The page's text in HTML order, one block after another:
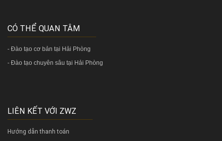
CÓ THỂ QUAN TÂM
- Đào tạo cơ bản tại Hải Phòng
- Đào tạo chuyên sâu tại Hải Phòng
LIÊN KẾT VỚI ZWZ
Hướng dẫn thanh toán